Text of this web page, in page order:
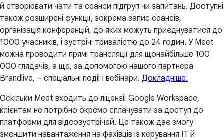
й створювати чати та сеанси підгруп чи запитань. Доступні
також розширені функції, зокрема запис сеансів,
організація конференцій, до яких можуть приєднуватися до
1000 учасників, і зустрічі тривалістю до 24 годин. У Meet
можна проводити прямі трансляції для щонайбільше 100
000 глядачів, а ще, за допомогою нашого партнера
Brandlive, – спеціальні події і вебінари. Докладніше.
Оскільки Meet входить до ліцензії Google Workspace,
клієнтам не потрібно окремо сплачувати за доступ до
платформи для відеозустрічей. Це також дає змогу
зменшити навантаження на фахівців із керування IT й